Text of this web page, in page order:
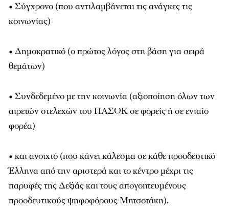
• Σύγχρονο (που αντιλαμβάνεται τις ανάγκες τις
κοινωνίας)
• Δημοκρατικό (ο πρώτος λόγος στη βάση για σειρά
θεμάτων)
• Συνδεδεμένο με την κοινωνία (αξιοποίηση όλων των
αιρετών στελεχών του ΠΑΣΟΚ σε φορείς ή σε ενιαίο
φορέα)
• και ανοιχτό (που κάνει κάλεσμα σε κάθε προοδευτικό
Έλληνα από την αριστερά και το κέντρο μέχρι τις
παρυφές της Δεξιάς και τους απογοητευμένους
προοδευτικούς ψηφοφόρους Μητσοτάκη).